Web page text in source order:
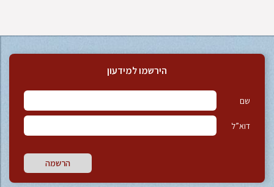
הירשמו למידעון
שם
דוא”ל
הרשמה